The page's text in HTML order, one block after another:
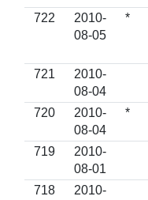
722
2010-
08-05
*
721
2010-
08-04
720
2010-
08-04
*
719
2010-
08-01
718
2010-